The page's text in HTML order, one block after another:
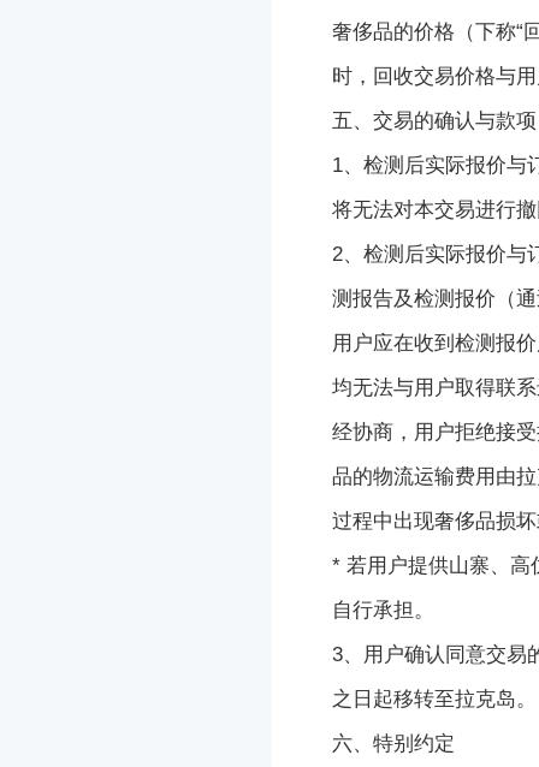
奢侈品的价格（下称“
时，回收交易价格与
五、交易的确认与款项
1、检测后实际报价与
将无法对本交易进行
2、检测后实际报价与
测报告及检测报价（
用户应在收到检测报
均无法与用户取得联
经协商，用户拒绝接受
品的物流运输费用由
过程中出现奢侈品损
* 若用户提供山寨、高
自行承担。
3、用户确认同意交易
之日起移转至拉克岛。
六、特别约定